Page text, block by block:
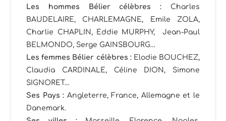
Les hommes Bélier célèbres :Charles
BAUDELAIRE, CHARLEMAGNE, Emile ZOLA,
Charlie CHAPLIN, Eddie MURPHY, Jean-Paul
BELMONDO, Serge GAINSBOURG…
Les femmes Bélier célèbres :Elodie BOUCHEZ,
Claudia CARDINALE, Céline DION, Simone
SIGNORET…
Ses Pays : Angleterre, France, Allemagne et le
Danemark.